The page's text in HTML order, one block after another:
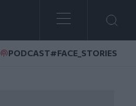
PODCAST#FACE_STORIES